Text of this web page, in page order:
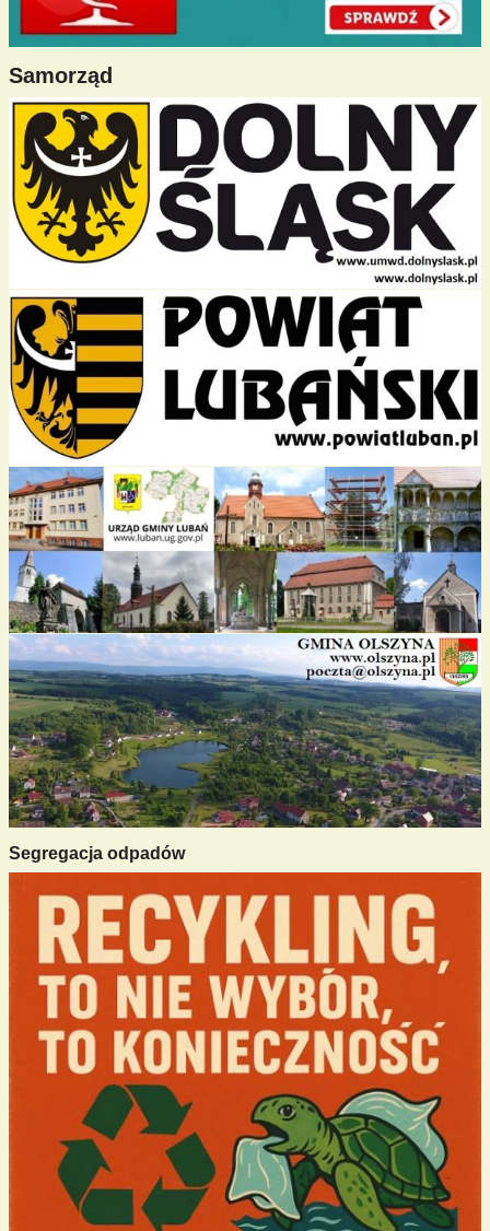
Samorząd
Segregacja odpadów